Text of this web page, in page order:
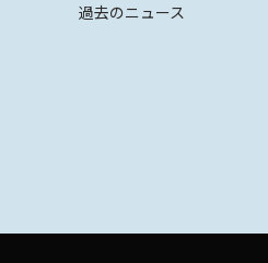
過去のニュース